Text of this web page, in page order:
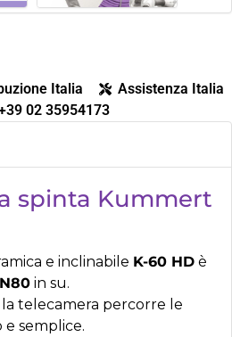
Italia
Assistenza Italia
02 35954173
spinta Kummert
e inclinabile K-60 HD è
in su.
la telecamera percorre le
semplice.